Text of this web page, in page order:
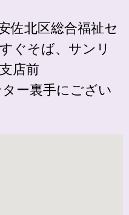
佐北区総合福祉セ
ぐそば、サンリ
店前
ー裏手にござい